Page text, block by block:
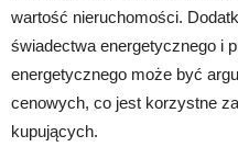
wartość nieruchomości.
świadectwa energetycznego i
energetycznego może być
cenowych, co jest korzystne
kupujących.